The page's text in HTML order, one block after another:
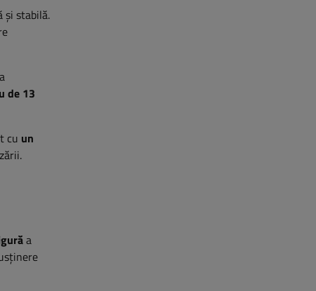
și stabilă.
de 13
cu un
a